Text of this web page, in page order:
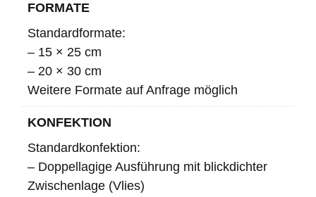
FORMATE
Standardformate:
– 15 × 25 cm
– 20 × 30 cm
Weitere Formate auf Anfrage möglich
KONFEKTION
Standardkonfektion:
– Doppellagige Ausführung mit blickdichter
Zwischenlage (Vlies)